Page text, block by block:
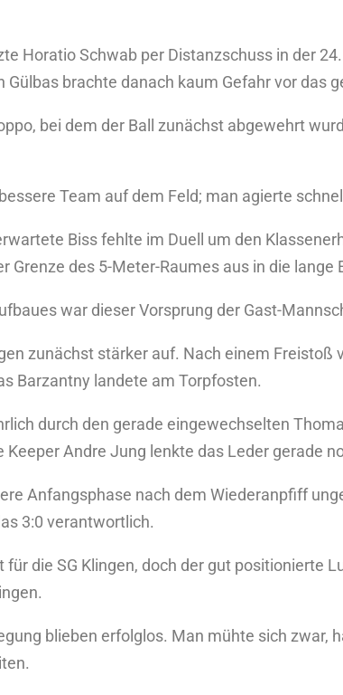
Horatio Schwab per Distanzschuss in der
brachte danach kaum Gefahr vor das
bei dem der Ball zunächst abgewehrt
Team auf dem Feld; man agierte
Biss fehlte im Duell um den
Grenze des 5-Meter-Raumes aus in die lange
war dieser Vorsprung der Gast-
zunächst stärker auf. Nach einem
Barzantny landete am Torpfosten.
durch den gerade eingewechselten
Andre Jung lenkte das Leder gerade
Anfangsphase nach dem Wiederanpfiff
3:0 verantwortlich.
die SG Klingen, doch der gut positionierte
blieben erfolglos. Man mühte sich